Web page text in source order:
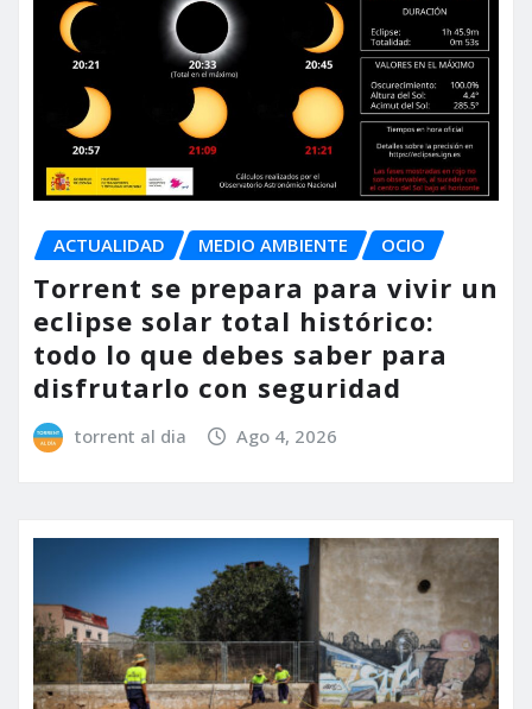
ACTUALIDAD MEDIO AMBIENTE OCIO
Torrent se prepara para vivir un
eclipse solar total histórico:
todo lo que debes saber para
disfrutarlo con seguridad
torrent al dia Ago 4, 2026